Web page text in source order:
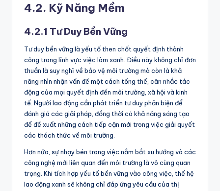
4.2. Kỹ Năng Mềm
4.2.1 Tư Duy Bền Vững
Tư duy bền vững là yếu tố then chốt quyết định thành
công trong lĩnh vực việc làm xanh. Điều này không chỉ đơn
thuần là suy nghĩ về bảo vệ môi trường mà còn là khả
năng nhìn nhận vấn đề một cách tổng thể, cân nhắc tác
động của mọi quyết định đến môi trường, xã hội và kinh
tế. Người lao động cần phát triển tư duy phản biện để
đánh giá các giải pháp, đồng thời có khả năng sáng tạo
để đề xuất những cách tiếp cận mới trong việc giải quyết
các thách thức về môi trường.
Hơn nữa, sự nhạy bén trong việc nắm bắt xu hướng và các
công nghệ mới liên quan đến môi trường là vô cùng quan
trọng. Khi tích hợp yếu tố bền vững vào công việc, thế hệ
lao động xanh sẽ không chỉ đáp ứng yêu cầu của thị